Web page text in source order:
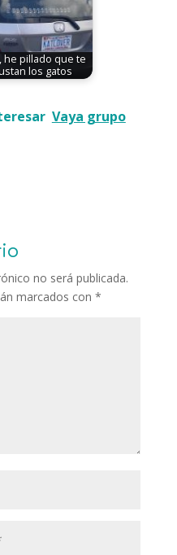
he pillado que te
los gatos
Vaya grupo
no será publicada.
marcados con *